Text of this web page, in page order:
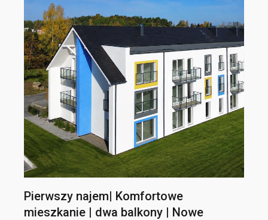
Pierwszy najem| Komfortowe
mieszkanie | dwa balkony | Nowe